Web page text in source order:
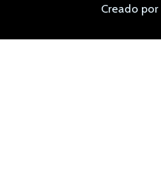
Creado por